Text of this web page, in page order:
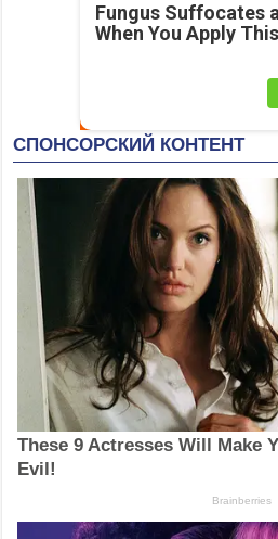
Fungus Suffocates
When You Apply